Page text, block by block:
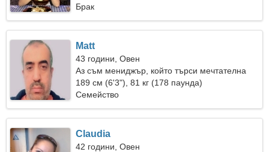
Брак
Matt
43 години, Овен
Аз съм мениджър, който търси мечтателна
жена
189 см (6'3"), 81 кг (178 паунда)
Семейство
Claudia
42 години, Овен